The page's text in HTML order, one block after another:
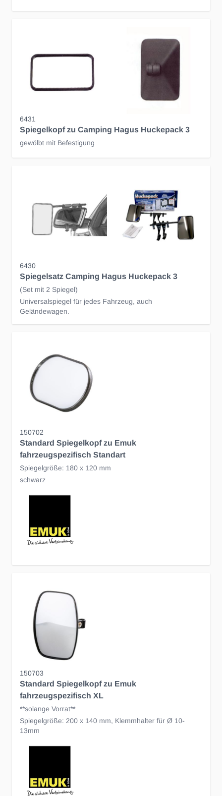
6431
Spiegelkopf zu Camping Hagus Huckepack 3
gewölbt mit Befestigung
6430
Spiegelsatz Camping Hagus Huckepack 3
(Set mit 2 Spiegel)
Universalspiegel für jedes Fahrzeug, auch
Geländewagen.
150702
Standard Spiegelkopf zu Emuk
fahrzeugspezifisch Standart
Spiegelgröße: 180 x 120 mm
schwarz
150703
Standard Spiegelkopf zu Emuk
fahrzeugspezifisch XL
**solange Vorrat**
Spiegelgröße: 200 x 140 mm, Klemmhalter für Ø 10-
13mm